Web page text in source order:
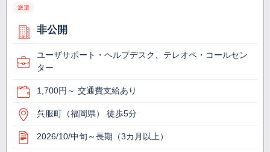
派遣
非公開
ユーザサポート・ヘルプデスク、テレオペ・コールセン
ター
1,700円～ 交通費支給あり
呉服町（福岡県） 徒歩5分
2026/10/中旬～長期（3カ月以上）